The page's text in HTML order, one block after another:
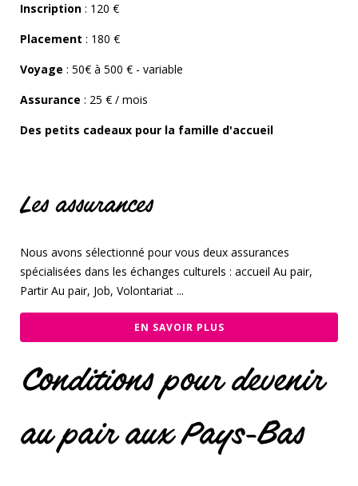
Inscription : 120 €
Placement : 180 €
Voyage : 50€ à 500 € - variable
Assurance : 25 € / mois
Des petits cadeaux pour la famille d'accueil
Les assurances
Nous avons sélectionné pour vous deux assurances
spécialisées dans les échanges culturels : accueil Au pair,
Partir Au pair, Job, Volontariat ...
EN SAVOIR PLUS
Conditions pour devenir
au pair aux Pays-Bas